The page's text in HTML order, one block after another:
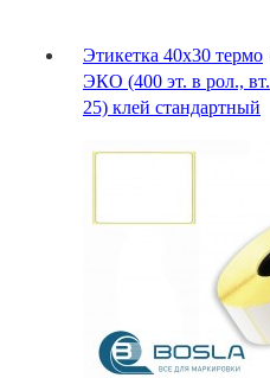
Этикетка 40х30 термо
ЭКО (400 эт. в рол., вт.
25) клей стандартный